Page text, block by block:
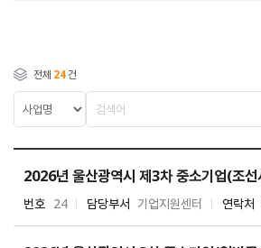
전체 24건
번호 24 담당부서 기업지원센터 연락처